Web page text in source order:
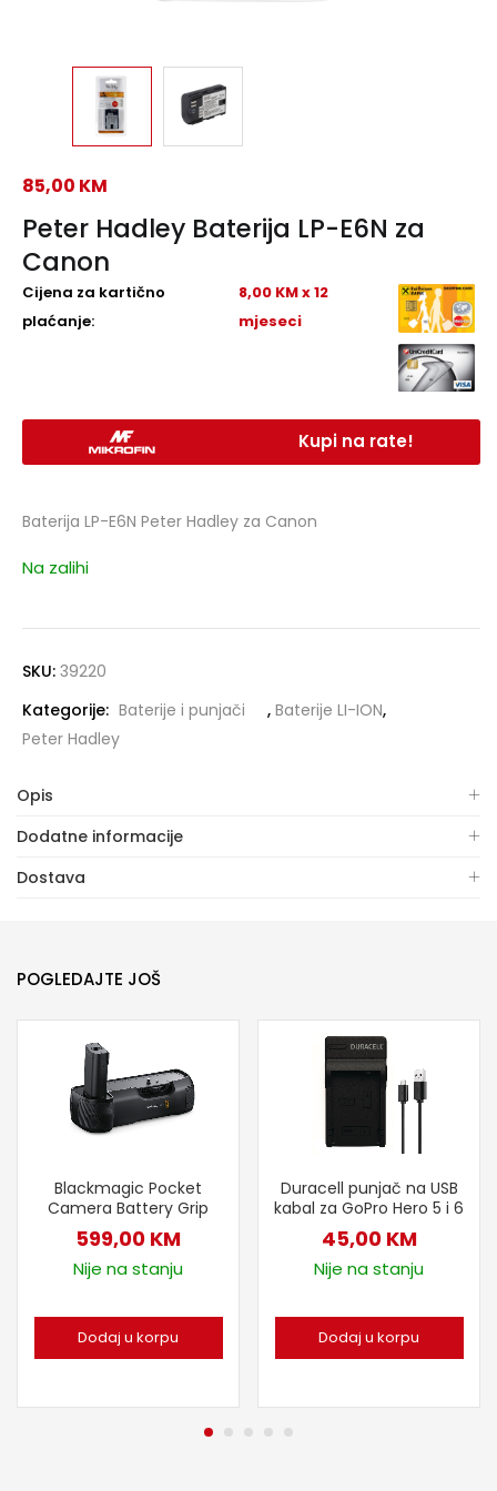
Peter Hadley Baterija LP-E6N za
Canon
85,00 KM
Cijena za kartično
plaćanje:
8,00 KM x 12
mjeseci
Kupi na rate!
Baterija LP-E6N Peter Hadley za Canon
Na zalihi
SKU: 39220
Kategorije: Baterije i punjači , Baterije LI-ION,
Peter Hadley
Opis
Dodatne informacije
Dostava
POGLEDAJTE JOŠ
Blackmagic Pocket
Camera Battery Grip
599,00 KM
Nije na stanju
Dodaj u korpu
Duracell punjač na USB
kabal za GoPro Hero 5 i 6
45,00 KM
Nije na stanju
Dodaj u korpu